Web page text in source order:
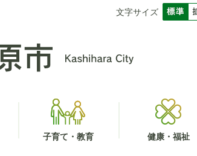
文字サイズ
子育て・教育 健康・福祉